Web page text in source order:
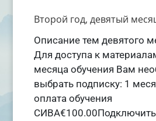
Второй год, девятый
Описание тем девятого
Для доступа к
месяца обучения Вам
выбрать подписку: 1
оплата обучения